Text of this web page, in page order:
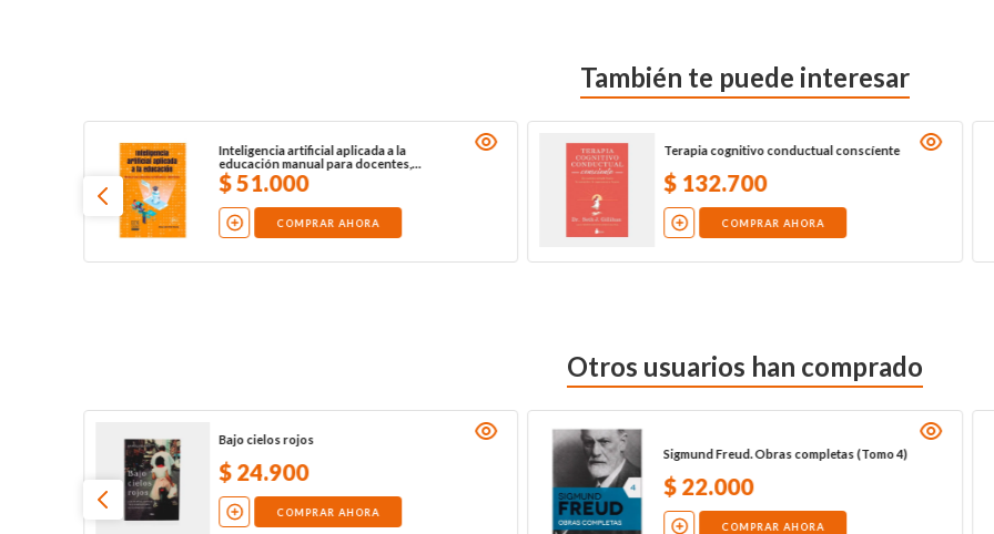
También te puede interesar
Inteligencia artificial aplicada a la
educación manual para docentes,
estudiantes y directivos
$51.000
COMPRAR AHORA
Terapia cognitivo conductual conscíente
$ 132.700
COMPRAR AHORA
Otros usuarios han comprado
Bajo cielos rojos
$ 24.900
COMPRAR AHORA
Sigmund Freud. Obras completas (Tomo 4)
$ 22.000
COMPRAR AHORA